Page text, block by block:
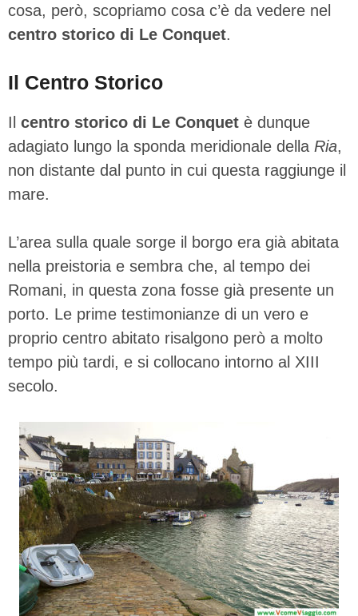
cosa, però, scopriamo cosa c’è da vedere nel
centro storico di Le Conquet.
Il Centro Storico
Il centro storico di Le Conquet è dunque
adagiato lungo la sponda meridionale della Ria,
non distante dal punto in cui questa raggiunge il
mare.
L’area sulla quale sorge il borgo era già abitata
nella preistoria e sembra che, al tempo dei
Romani, in questa zona fosse già presente un
porto. Le prime testimonianze di un vero e
proprio centro abitato risalgono però a molto
tempo più tardi, e si collocano intorno al XIII
secolo.